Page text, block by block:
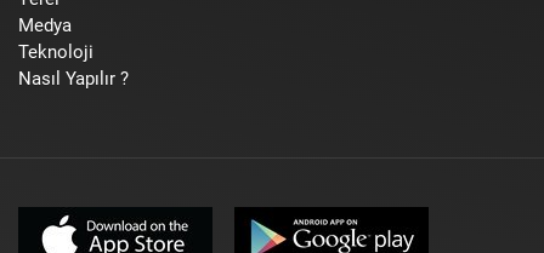
Medya
Teknoloji
Nasıl Yapılır ?